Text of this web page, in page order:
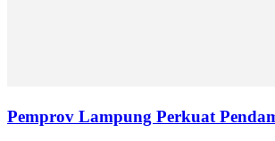
Pemprov Lampung Perkuat